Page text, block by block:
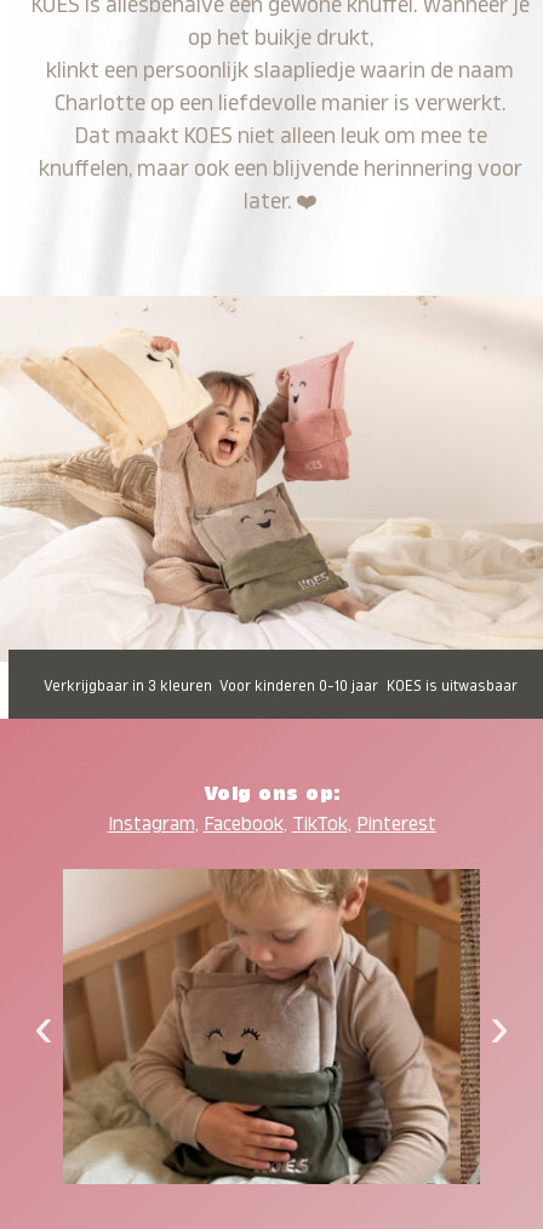
KOES is allesbehalve een gewone knuffel. Wanneer je
op het buikje drukt,
klinkt een persoonlijk slaapliedje waarin de naam
Charlotte op een liefdevolle manier is verwerkt.
Dat maakt KOES niet alleen leuk om mee te
knuffelen, maar ook een blijvende herinnering voor
later. ❤️
Verkrijgbaar in 3 kleuren Voor kinderen 0-10 jaar KOES is uitwasbaar
Volg ons op:
Instagram, Facebook, TikTok, Pinterest
‹ ›